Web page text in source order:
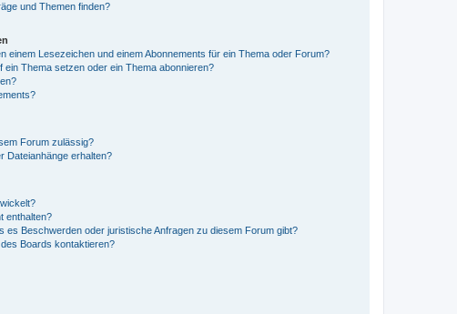
und Themen finden?
einem Lesezeichen und einem Abonnements für ein Thema oder Forum?
ein Thema setzen oder ein Thema abonnieren?
Forum zulässig?
Dateianhänge erhalten?
enthalten?
es Beschwerden oder juristische Anfragen zu diesem Forum gibt?
Boards kontaktieren?